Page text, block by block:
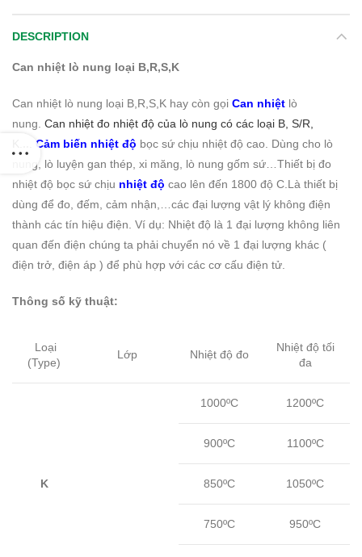
DESCRIPTION
Can nhiệt lò nung loại B,R,S,K
Can nhiệt lò nung loại B,R,S,K hay còn gọi Can nhiệt lò
nung. Can nhiệt đo nhiệt độ của lò nung có các loại B, S/R,
Cảm biến nhiệt độ bọc sứ chịu nhiệt độ cao. Dùng cho lò
nung, lò luyện gan thép, xi măng, lò nung gốm sứ…Thiết bị đo
nhiệt độ bọc sứ chịu nhiệt độ cao lên đến 1800 độ C.Là thiết bị
dùng để đo, đếm, cảm nhận,…các đại lượng vật lý không điện
thành các tín hiệu điện. Ví dụ: Nhiệt độ là 1 đại lượng không liên
quan đến điện chúng ta phải chuyển nó về 1 đại lượng khác (
điện trở, điện áp ) để phù hợp với các cơ cấu điện tử.
Thông số kỹ thuật:
Loại
(Type)
Lớp Nhiệt độ đo
Nhiệt độ tối
đa
K
1000ºC 1200ºC
900ºC 1100ºC
850ºC 1050ºC
750ºC 950ºC